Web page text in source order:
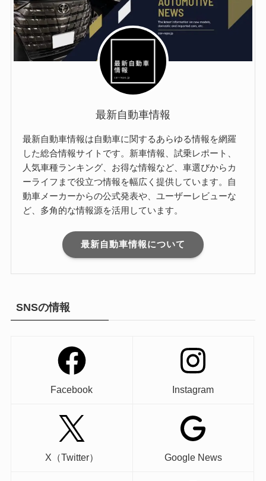
最新自動車情報
最新自動車情報は自動車に関するあらゆる情報を網羅
した総合情報サイトです。新車情報、試乗レポート、
人気車種ランキング、お得な情報など、車選びからカ
ーライフまで役立つ情報を幅広く提供しています。自
動車メーカーからの公式発表や、ユーザーレビューな
ど、多角的な情報源を活用しています。
最新自動車情報について
SNSの情報
Facebook Instagram
X（Twitter） Google News